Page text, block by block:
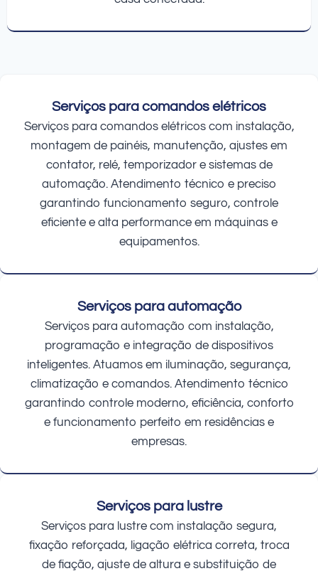
Serviços para comandos elétricos
Serviços para comandos elétricos com instalação,
montagem de painéis, manutenção, ajustes em
contator, relé, temporizador e sistemas de
automação. Atendimento técnico e preciso
garantindo funcionamento seguro, controle
eficiente e alta performance em máquinas e
equipamentos.
Serviços para automação
Serviços para automação com instalação,
programação e integração de dispositivos
inteligentes. Atuamos em iluminação, segurança,
climatização e comandos. Atendimento técnico
garantindo controle moderno, eficiência, conforto
e funcionamento perfeito em residências e
empresas.
Serviços para lustre
Serviços para lustre com instalação segura,
fixação reforçada, ligação elétrica correta, troca
de fiação, ajuste de altura e substituição de